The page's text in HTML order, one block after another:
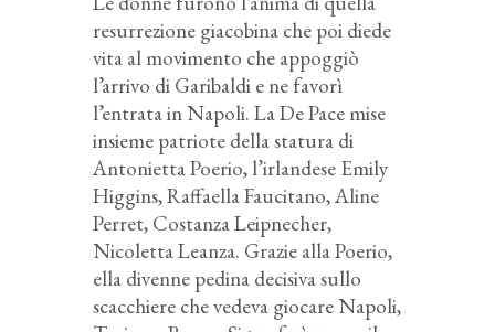
resurrezione giacobina che poi diede
vita al movimento che appoggiò
l’arrivo di Garibaldi e ne favorì
l’entrata in Napoli. La De Pace mise
insieme patriote della statura di
Antonietta Poerio, l’irlandese Emily
Higgins, Raffaella Faucitano, Aline
Perret, Costanza Leipnecher,
Nicoletta Leanza. Grazie alla Poerio,
ella divenne pedina decisiva sullo
scacchiere che vedeva giocare Napoli,